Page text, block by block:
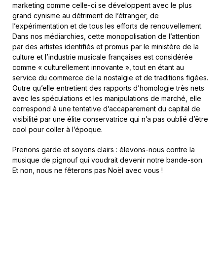
marketing comme celle-ci se développent avec le plus
grand cynisme au détriment de l’étranger, de
l’expérimentation et de tous les efforts de renouvellement.
Dans nos médiarchies, cette monopolisation de l’attention
par des artistes identifiés et promus par le ministère de la
culture et l’industrie musicale françaises est considérée
comme « culturellement innovante », tout en étant au
service du commerce de la nostalgie et de traditions figées.
Outre qu’elle entretient des rapports d’homologie très nets
avec les spéculations et les manipulations de marché, elle
correspond à une tentative d’accaparement du capital de
visibilité par une élite conservatrice qui n’a pas oublié d’être
cool pour coller à l’époque.
Prenons garde et soyons clairs : élevons-nous contre la
musique de pignouf qui voudrait devenir notre bande-son.
Et non, nous ne fêterons pas Noël avec vous !